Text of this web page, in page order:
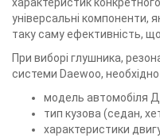
універсальні компоненти,
таку саму ефективність,
При виборі глушника,
системи Daewoo,
модель автомобіля
тип кузова (седан,
характеристики